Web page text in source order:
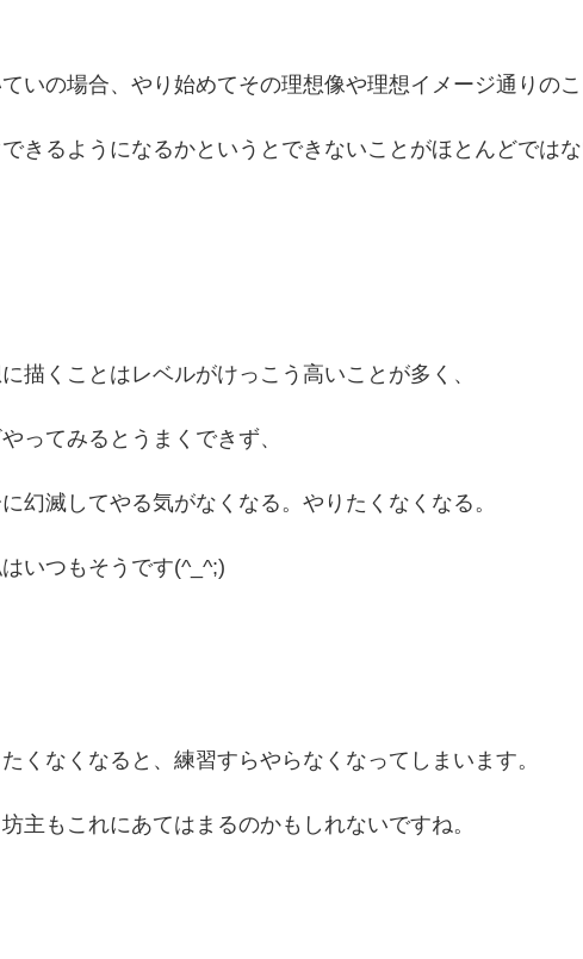
いの場合、やり始めてその理想像や理想イメージ通りの
きるようになるかというとできないことがほとんどではな
描くことはレベルがけっこう高いことが多く、
ってみるとうまくできず、
幻滅してやる気がなくなる。やりたくなくなる。
いつもそうです(^_^;)
くなくなると、練習すらやらなくなってしまいます。
坊主もこれにあてはまるのかもしれないですね。